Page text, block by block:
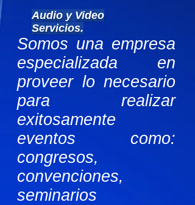
Audio y Video
Servicios.
Somos una empresa
especializada en
proveer lo necesario
para realizar
exitosamente
eventos como:
congresos,
convenciones,
seminarios